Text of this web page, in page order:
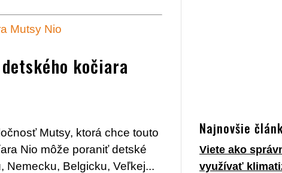
kočiara
Mutsy, ktorá chce touto
Nio môže poraniť detské
Nemecku, Belgicku, Veľkej...
Najnovšie
Viete ako
využívať